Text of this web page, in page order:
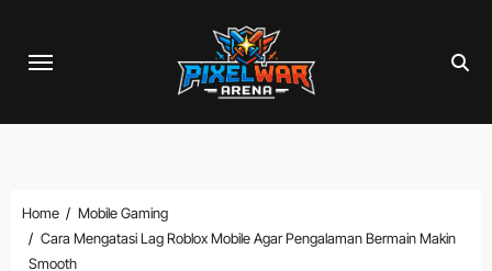
content
Home
Mobile Gaming
Cara Mengatasi Lag Roblox Mobile Agar Pengalaman Bermain Makin
Smooth